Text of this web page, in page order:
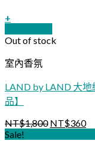
+
Out of stock
室內香氛
LAND by LAND 大地
品】
NT$1,800 NT$360
Sale!